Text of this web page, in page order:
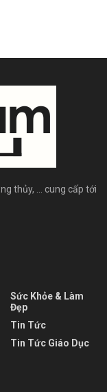
thủy, ... cung cấp tới
Sức Khỏe & Làm
Đẹp
Tin Tức
Tin Tức Giáo Dục